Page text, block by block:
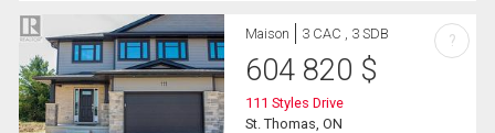
Maison 3 CAC , 3 SDB
604 820 $
111 Styles Drive
St. Thomas, ON
?